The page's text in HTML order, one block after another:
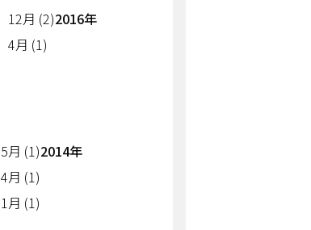
12月 (2)
4月 (1)
2016年
5月 (1)
4月 (1)
1月 (1)
2014年